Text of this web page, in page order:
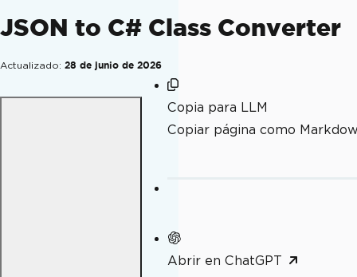
JSON to C# Class Converter
Actualizado: 28 de junio de 2026
Copia para LLM
Copiar página como
Abrir en ChatGPT